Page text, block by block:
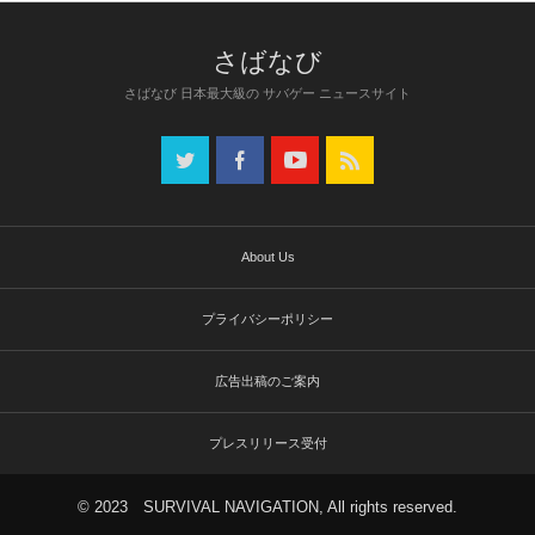
さばなび 日本最大級の サバゲー ニュースサイト
About Us
プライバシーポリシー
広告出稿のご案内
プレスリリース受付
© 2023 SURVIVAL NAVIGATION, All rights reserved.